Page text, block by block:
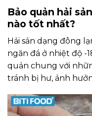
Bảo quản hải
nào tốt nhất?
Hải sản dạng đông
ngăn đá ở nhiệt độ -
quản chung với
tránh bị hư, ảnh